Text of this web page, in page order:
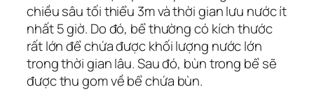
chiều sâu tối thiểu 3m và thời gian lưu nước ít
nhất 5 giờ. Do đó, bể thường có kích thước
rất lớn để chứa được khối lượng nước lớn
trong thời gian lâu. Sau đó, bùn trong bể sẽ
được thu gom về bể chứa bùn.